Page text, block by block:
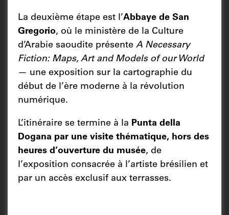
La deuxième étape est l’Abbaye de San
Gregorio, où le ministère de la Culture
d’Arabie saoudite présente A Necessary
Fiction: Maps, Art and Models of our World
— une exposition sur la cartographie du
début de l’ère moderne à la révolution
numérique.
L’itinéraire se termine à la Punta della
Dogana par une visite thématique, hors des
heures d’ouverture du musée, de
l’exposition consacrée à l’artiste brésilien et
par un accès exclusif aux terrasses.